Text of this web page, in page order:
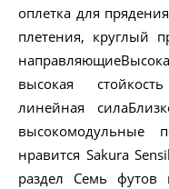
оплетка для
плетения, круглый
высокая
линейная
высокомодульные
нравится Sakura
раздел Семь футов